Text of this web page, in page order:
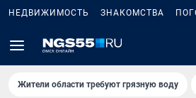
НЕДВИЖИМОСТЬ ЗНАКОМСТВА
Жители области требуют грязную воду